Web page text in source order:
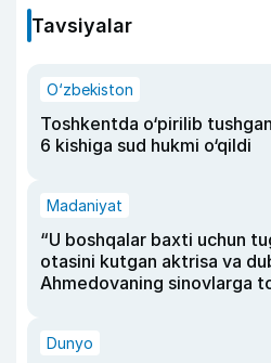
Tavsiyalar
O‘zbekiston
Toshkentda o‘pirilib
6 kishiga sud hukmi o‘qildi
Madaniyat
“U boshqalar baxti uchun
otasini kutgan aktrisa va
Ahmedovaning sinovlarga
Dunyo